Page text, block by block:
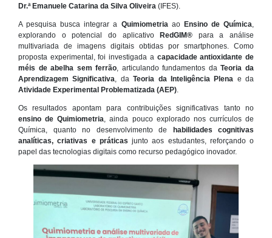
Dr.ª Emanuele Catarina da Silva Oliveira (IFES).
A pesquisa busca integrar a Quimiometria ao Ensino de Química
explorando o potencial do aplicativoRedGIM® para a análise
multivariada de imagens digitais obtidas por smartphones. Como
proposta experimental, foi investigada a capacidade antioxidante de
méis de abelha sem ferrão , articulando fundamentos daTeoria da
Aprendizagem Significativa , daTeoria da Inteligência Plena e da
Atividade Experimental Problematizada (AEP)
Os resultados apontam para contribuições significativas tanto no
ensino de Quimiometria , ainda pouco explorado nos currículos de
Química, quanto no desenvolvimento de habilidades cognitivas
analíticas, criativas e práticas junto aos estudantes, reforçando o
papel das tecnologias digitais como recurso pedagógico inovador.